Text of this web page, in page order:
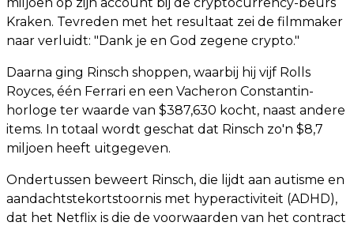
Kraken. Tevreden met het resultaat zei de filmmaker
naar verluidt: "Dank je en God zegene crypto."
Daarna ging Rinsch shoppen, waarbij hij vijf Rolls
Royces, één Ferrari en een Vacheron Constantin-
horloge ter waarde van $387,630 kocht, naast andere
items. In totaal wordt geschat dat Rinsch zo'n $8,7
miljoen heeft uitgegeven.
Ondertussen beweert Rinsch, die lijdt aan autisme en
aandachtstekortstoornis met hyperactiviteit (ADHD),
dat het Netflix is die de voorwaarden van het contract